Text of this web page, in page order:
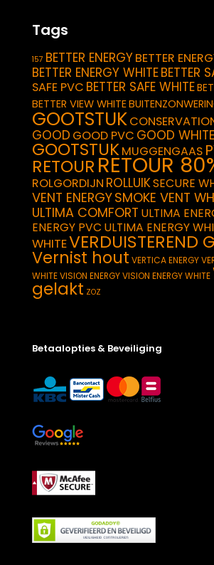
Tags
157 BETTER ENERGYBETTER
BETTER ENERGY WHITEBETTER
SAFE PVC BETTER SAFE WHITE
BETTER VIEW WHITE
GOOTSTUK
GOOD GOOD PVC GOOD WHITE
GOOTSTUKMUGGENGAAS
RETOUR RETOUR
ROLGORDIJN ROLLUIKSECURE
VENT ENERGYSMOKE VENT
ULTIMA COMFORT ULTIMA
ENERGY PVC ULTIMA ENERGY
WHITEVERDUISTEREND
Vernist hout VERTICA ENERGY
WHITEVISION ENERGYVISION ENERGY WHITE
gelakt ZOZ
Betaalopties & Beveiliging